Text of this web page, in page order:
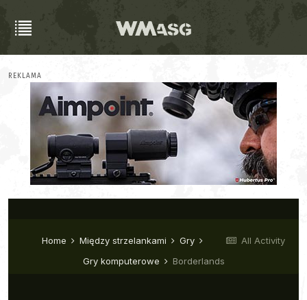
REKLAMA